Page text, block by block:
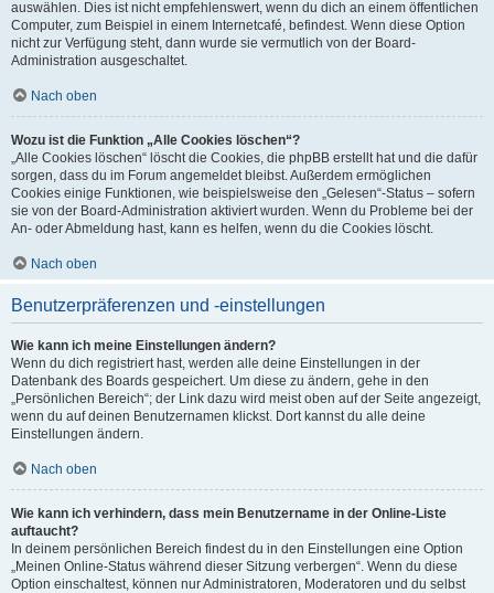
auswählen. Dies ist nicht empfehlenswert, wenn du dich an einem öffentlichen
Computer, zum Beispiel in einem Internetcafé, befindest. Wenn diese Option
nicht zur Verfügung steht, dann wurde sie vermutlich von der Board-
Administration ausgeschaltet.
Nach oben
Wozu ist die Funktion „Alle Cookies löschen“?
„Alle Cookies löschen“ löscht die Cookies, die phpBB erstellt hat und die dafür
sorgen, dass du im Forum angemeldet bleibst. Außerdem ermöglichen
Cookies einige Funktionen, wie beispielsweise den „Gelesen“-Status – sofern
sie von der Board-Administration aktiviert wurden. Wenn du Probleme bei der
An- oder Abmeldung hast, kann es helfen, wenn du die Cookies löscht.
Nach oben
Benutzerpräferenzen und -einstellungen
Wie kann ich meine Einstellungen ändern?
Wenn du dich registriert hast, werden alle deine Einstellungen in der
Datenbank des Boards gespeichert. Um diese zu ändern, gehe in den
„Persönlichen Bereich“; der Link dazu wird meist oben auf der Seite angezeigt,
wenn du auf deinen Benutzernamen klickst. Dort kannst du alle deine
Einstellungen ändern.
Nach oben
Wie kann ich verhindern, dass mein Benutzername in der Online-Liste
auftaucht?
In deinem persönlichen Bereich findest du in den Einstellungen eine Option
„Meinen Online-Status während dieser Sitzung verbergen“. Wenn du diese
Option einschaltest, können nur Administratoren, Moderatoren und du selbst